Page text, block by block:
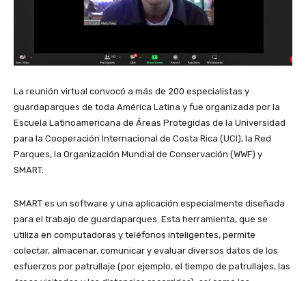
La reunión virtual convocó a más de 200 especialistas y
guardaparques de toda América Latina y fue organizada por la
Escuela Latinoamericana de Áreas Protegidas de la Universidad
para la Cooperación Internacional de Costa Rica (UCI), la Red
Parques, la Organización Mundial de Conservación (WWF) y
SMART.
SMART es un software y una aplicación especialmente diseñada
para el trabajo de guardaparques. Esta herramienta, que se
utiliza en computadoras y teléfonos inteligentes, permite
colectar, almacenar, comunicar y evaluar diversos datos de los
esfuerzos por patrullaje (por ejemplo, el tiempo de patrullajes, las